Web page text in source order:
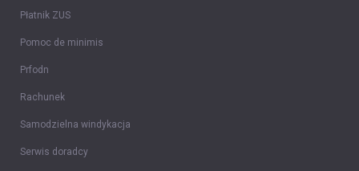
Płatnik ZUS
Pomoc de minimis
Prfodn
Rachunek
Samodzielna windykacja
Serwis doradcy